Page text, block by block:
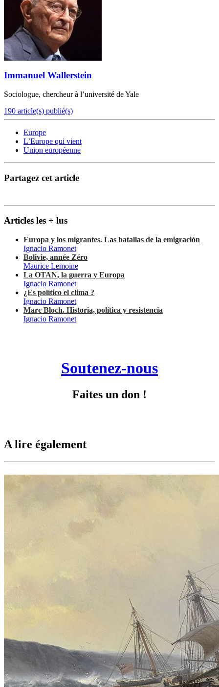
Immanuel Wallerstein
Sociologue, chercheur à l’université de Yale
190 article(s) publié(s)
Europe
L’Europe qui vient
Union européenne
Partagez cet article
Articles les + lus
Europa y los migrantes. Las batallas de la emigración
Ignacio Ramonet
Bolivie, année Zéro
Maurice Lemoine
La OTAN, la guerra y Europa
Ignacio Ramonet
¿Es político el clima ?
Ignacio Ramonet
Marc Bloch. Historia, política y resistencia
Ignacio Ramonet
Soutenez-nous
Faites un don !
A lire également